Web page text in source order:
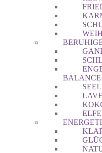
BALANCE